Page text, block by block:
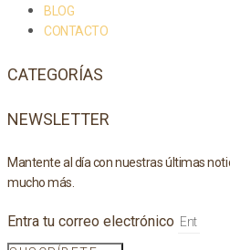
BLOG
CONTACTO
CATEGORÍAS
NEWSLETTER
Mantente al día con nuestras últimas
mucho más.
Entra tu correo electrónico